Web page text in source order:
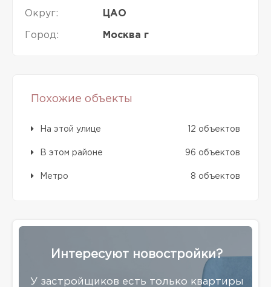
Округ: ЦАО
Город: Москва г
Похожие объекты
На этой улице 12 объектов
В этом районе 96 объектов
Метро 8 объектов
Интересуют новостройки?
У застройщиков есть только квартиры